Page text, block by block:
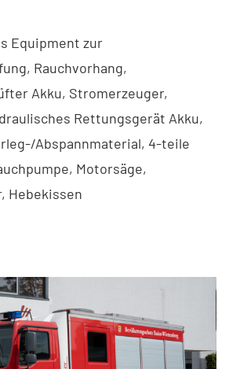
Equipment zur
Rauchvorhang,
Akku, Stromerzeuger,
Rettungsgerät Akku,
Abspannmaterial, 4-teile
Motorsäge,
Hebekissen